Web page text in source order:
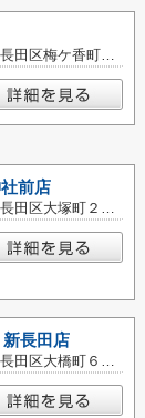
兵庫県神戸市長田区梅ケ香町１丁目
前店
兵庫県神戸市長田区大塚町２丁目
長田店
兵庫県神戸市長田区大橋町６丁目